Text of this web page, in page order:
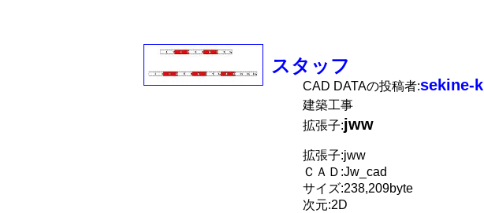
スタッフ
CAD DATAの投稿者:sekine-k
建築工事
拡張子:jww
拡張子:jww
ＣＡＤ:Jw_cad
サイズ:238,209byte
次元:2D